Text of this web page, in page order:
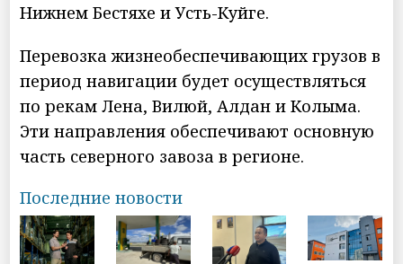
Нижнем Бестяхе и Усть-Куйге.
Перевозка жизнеобеспечивающих грузов в
период навигации будет осуществляться
по рекам Лена, Вилюй, Алдан и Колыма.
Эти направления обеспечивают основную
часть северного завоза в регионе.
Последние новости